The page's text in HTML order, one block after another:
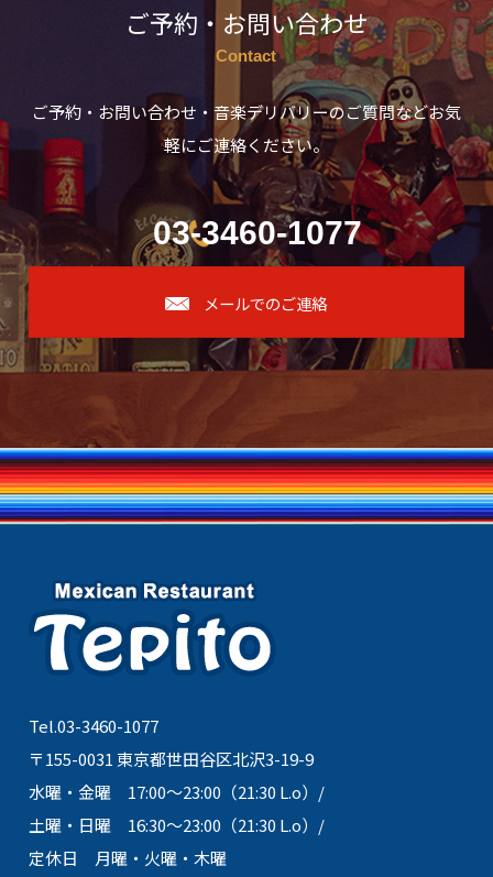
ご予約・お問い合わせ
Contact
ご予約・お問い合わせ・音楽デリバリーのご質問などお気
軽にご連絡ください。
03-3460-1077
メールでのご連絡
Tel.03-3460-1077
〒155-0031 東京都世田谷区北沢3-19-9
水曜・金曜 17:00～23:00（21:30 L.o）/
土曜・日曜 16:30～23:00（21:30 L.o）/
定休日 月曜・火曜・木曜